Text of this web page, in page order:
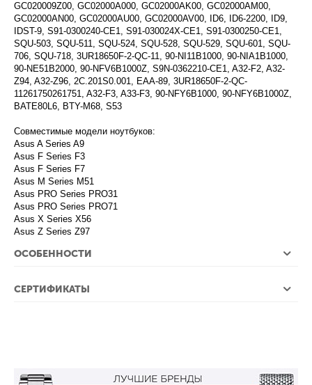
GC020009Z00, GC02000A000, GC02000AK00, GC02000AM00,
GC02000AN00, GC02000AU00, GC02000AV00, ID6, ID6-2200, ID9,
IDST-9, S91-0300240-CE1, S91-030024X-CE1, S91-0300250-CE1,
SQU-503, SQU-511, SQU-524, SQU-528, SQU-529, SQU-601, SQU-
706, SQU-718, 3UR18650F-2-QC-11, 90-NI11B1000, 90-NIA1B1000,
90-NE51B2000, 90-NFV6B1000Z, S9N-0362210-CE1, A32-F2, A32-
Z94, A32-Z96, 2C.201S0.001, EAA-89, 3UR18650F-2-QC-
11261750261751, A32-F3, A33-F3, 90-NFY6B1000, 90-NFY6B1000Z,
BATE80L6, BTY-M68, S53
Совместимые модели ноутбуков:
Asus A Series A9
Asus F Series F3
Asus F Series F7
Asus M Series M51
Asus PRO Series PRO31
Asus PRO Series PRO71
Asus X Series X56
Asus Z Series Z97
ОСОБЕННОСТИ
СЕРТИФИКАТЫ